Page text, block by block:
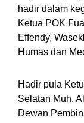
hadir dalam
Ketua POK
Effendy,
Humas dan
Hadir pula
Selatan Muh.
Dewan